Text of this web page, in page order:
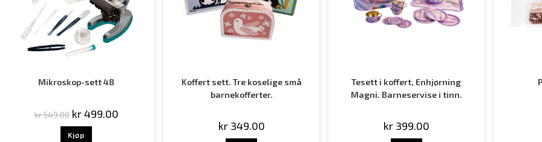
Mikroskop-sett 48
kr549.00 kr499.00
Kjøp
Koffert sett. Tre koselige små
barnekofferter.
kr349.00
Tesett i koffert, Enhjørning
Magni. Barneservise i tinn.
kr399.00